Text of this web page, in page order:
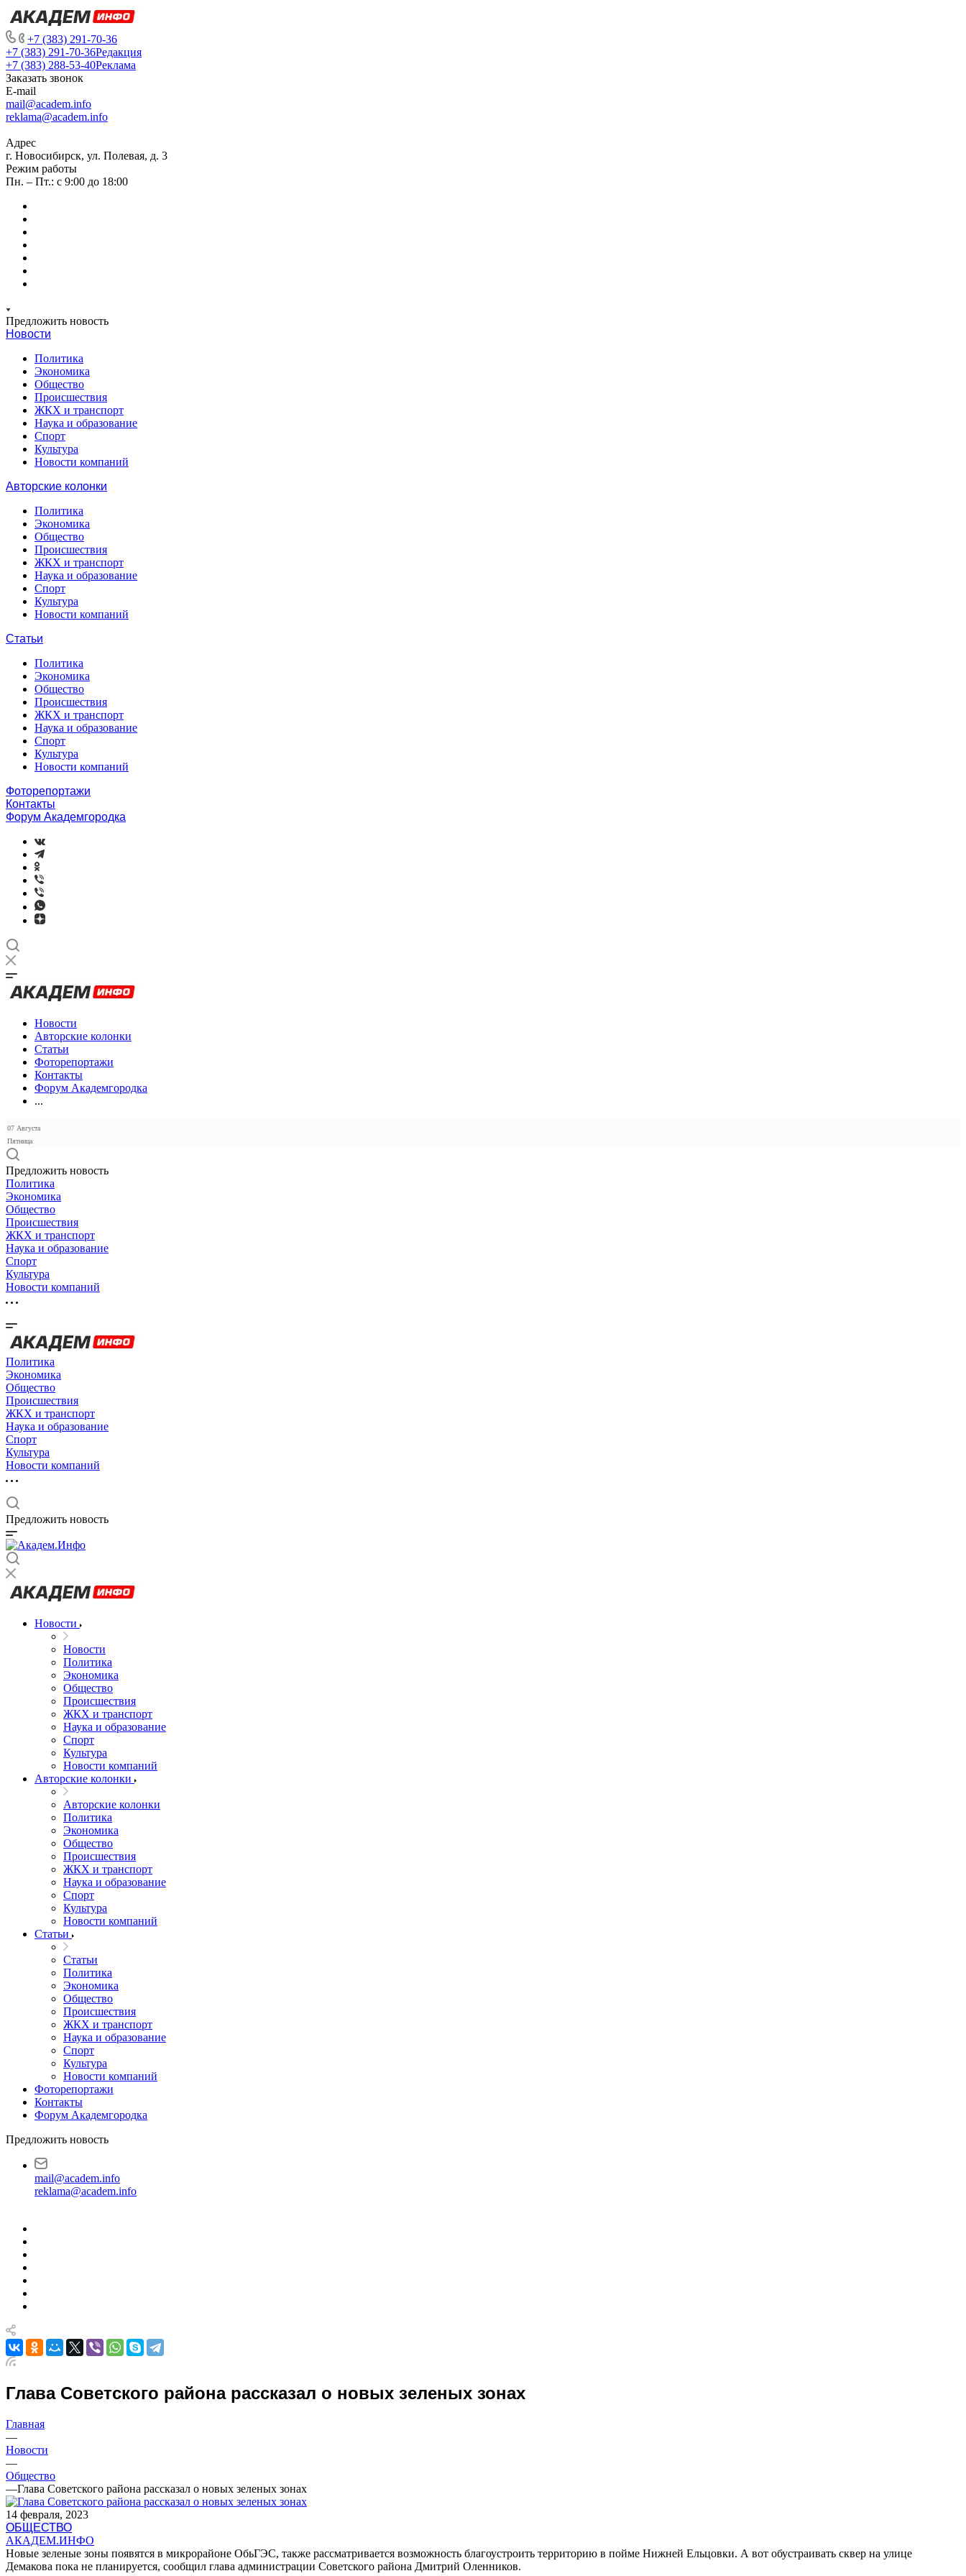
+7 (383) 291-70-36
+7 (383) 291-70-36Редакция
+7 (383) 288-53-40Реклама
Заказать звонок
E-mail
mail@academ.info
reklama@academ.info
Адрес
г. Новосибирск, ул. Полевая, д. 3
Режим работы
Пн. – Пт.: с 9:00 до 18:00
Предложить новость
Новости
Политика
Экономика
Общество
Происшествия
ЖКХ и транспорт
Наука и образование
Спорт
Культура
Новости компаний
Авторские колонки
Политика
Экономика
Общество
Происшествия
ЖКХ и транспорт
Наука и образование
Спорт
Культура
Новости компаний
Статьи
Политика
Экономика
Общество
Происшествия
ЖКХ и транспорт
Наука и образование
Спорт
Культура
Новости компаний
Фоторепортажи
Контакты
Форум Академгородка
Новости
Авторские колонки
Статьи
Фоторепортажи
Контакты
Форум Академгородка
...
07 Августа
Пятница
Предложить новость
Политика
Экономика
Общество
Происшествия
ЖКХ и транспорт
Наука и образование
Спорт
Культура
Новости компаний
Политика
Экономика
Общество
Происшествия
ЖКХ и транспорт
Наука и образование
Спорт
Культура
Новости компаний
Предложить новость
Новости
Новости
Политика
Экономика
Общество
Происшествия
ЖКХ и транспорт
Наука и образование
Спорт
Культура
Новости компаний
Авторские колонки
Авторские колонки
Политика
Экономика
Общество
Происшествия
ЖКХ и транспорт
Наука и образование
Спорт
Культура
Новости компаний
Статьи
Статьи
Политика
Экономика
Общество
Происшествия
ЖКХ и транспорт
Наука и образование
Спорт
Культура
Новости компаний
Фоторепортажи
Контакты
Форум Академгородка
Предложить новость
mail@academ.info
reklama@academ.info
Глава Советского района рассказал о новых зеленых зонах
Главная
—
Новости
—
Общество
—Глава Советского района рассказал о новых зеленых зонах
14 февраля, 2023
ОБЩЕСТВО
АКАДЕМ.ИНФО
Новые зеленые зоны появятся в микрорайоне ОбьГЭС, также рассматривается возможность благоустроить территорию в пойме Нижней Ельцовки. А вот обустраивать сквер на улице
Демакова пока не планируется, сообщил глава администрации Советского района Дмитрий Оленников.